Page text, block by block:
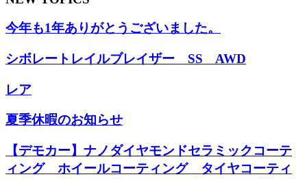
今年も1年ありがとうございました。
シボレートレイルブレイザー SS AWD
レア
夏季休暇のお知らせ
【デモカー】ナノダイヤモンドセラミックコーテ
ィング ホイールコーティング タイヤコーティ